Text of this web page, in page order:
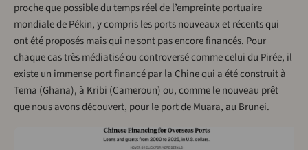
proche que possible du temps réel de l’empreinte portuaire
mondiale de Pékin, y compris les ports nouveaux et récents qui
ont été proposés mais qui ne sont pas encore financés. Pour
chaque cas très médiatisé ou controversé comme celui du Pirée, il
existe un immense port financé par la Chine qui a été construit à
Tema (Ghana), à Kribi (Cameroun) ou, comme le nouveau prêt
que nous avons découvert, pour le port de Muara, au Brunei.